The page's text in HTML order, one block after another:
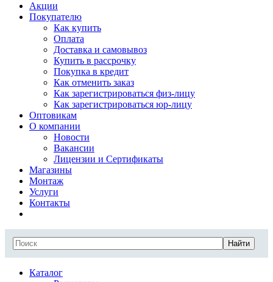
Акции
Покупателю
Как купить
Оплата
Доставка и самовывоз
Купить в рассрочку
Покупка в кредит
Как отменить заказ
Как зарегистрироваться физ-лицу
Как зарегистрироваться юр-лицу
Оптовикам
О компании
Новости
Вакансии
Лицензии и Сертификаты
Магазины
Монтаж
Услуги
Контакты
Найти
Каталог